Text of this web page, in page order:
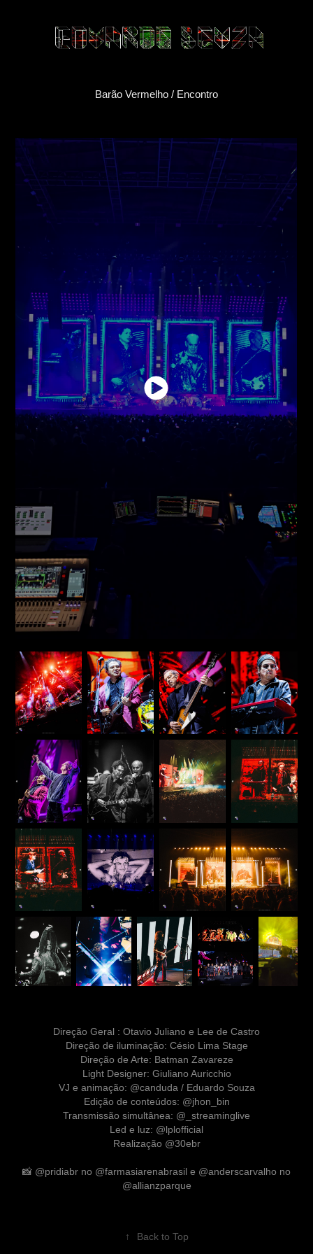
Barão Vermelho / Encontro
Direção Geral : Otavio Juliano e Lee de Castro
Direção de iluminação: Césio Lima Stage
Direção de Arte: Batman Zavareze
Light Designer: Giuliano Auricchio
VJ e animação: @canduda / Eduardo Souza
Edição de conteúdos: @jhon_bin
Transmissão simultânea: @_streaminglive
Led e luz: @lplofficial
Realização @30ebr
📸 @pridiabr no @farmasiarenabrasil e @anderscarvalho no
@allianzparque
↑ Back to Top